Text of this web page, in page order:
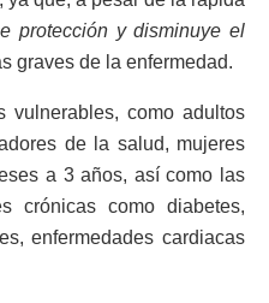
protección y disminuye el
graves de la enfermedad.
vulnerables, como adultos
de la salud, mujeres
a 3 años, así como las
crónicas como diabetes,
enfermedades cardiacas